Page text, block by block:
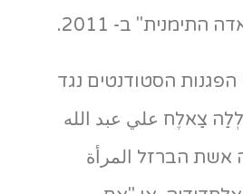
ב- 2011.
הסטודנטים נגד
צַאלֶח علي عبد الله
הברזל المرأة